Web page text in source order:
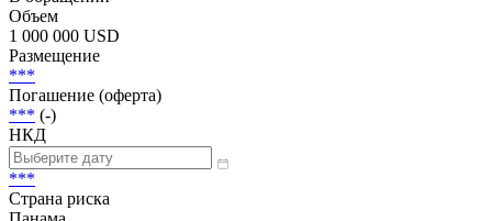
Senior Unsecured
Статус
В обращении
Объем
1 000 000 USD
Размещение
***
Погашение (оферта)
***
НКД